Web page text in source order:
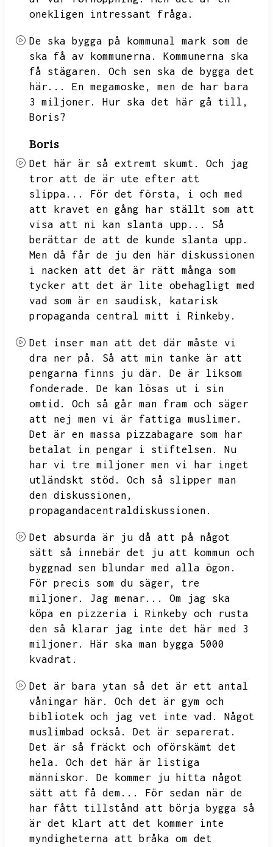
onekligen intressant fråga.
De ska bygga på kommunal mark som de
ska få av kommunerna.
Kommunerna ska
få stägaren.
Och sen ska de bygga det
här...
En megamoske,
men de har bara
3 miljoner.
Hur ska det här gå till,
Boris?
Boris
Det här är så extremt skumt.
Och jag
tror att de är ute efter att
slippa...
För det första,
i och med
att kravet en gång har ställt som att
visa att ni kan slanta upp...
Så
berättar de att de kunde slanta upp.
Men då får de ju den här diskussionen
i nacken att det är rätt många som
tycker att det är lite obehagligt med
vad som är en saudisk,
katarisk
propaganda central mitt i Rinkeby.
Det inser man att det där måste vi
dra ner på.
Så att min tanke är att
pengarna finns ju där.
De är liksom
fonderade.
De kan lösas ut i sin
omtid.
Och så går man fram och säger
att nej men vi är fattiga muslimer.
Det är en massa pizzabagare som har
betalat in pengar i stiftelsen.
Nu
har vi tre miljoner men vi har inget
utländskt stöd.
Och så slipper man
den diskussionen,
propagandacentraldiskussionen.
Det absurda är ju då att på något
sätt så innebär det ju att kommun och
byggnad sen blundar med alla ögon.
För precis som du säger,
tre
miljoner.
Jag menar...
Om jag ska
köpa en pizzeria i Rinkeby och rusta
den så klarar jag inte det här med 3
miljoner.
Här ska man bygga 5000
kvadrat.
Det är bara ytan så det är ett antal
våningar här.
Och det är gym och
bibliotek och jag vet inte vad.
Något
muslimbad också.
Det är separerat.
Det är så fräckt och oförskämt det
hela.
Och det här är listiga
människor.
De kommer ju hitta något
sätt att få dem...
För sedan när de
har fått tillstånd att börja bygga så
är det klart att det kommer inte
myndigheterna att bråka om det